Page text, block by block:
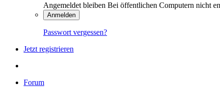
Angemeldet bleiben Bei öffentlichen Computern nicht
Anmelden
Passwort vergessen?
Jetzt registrieren
Forum